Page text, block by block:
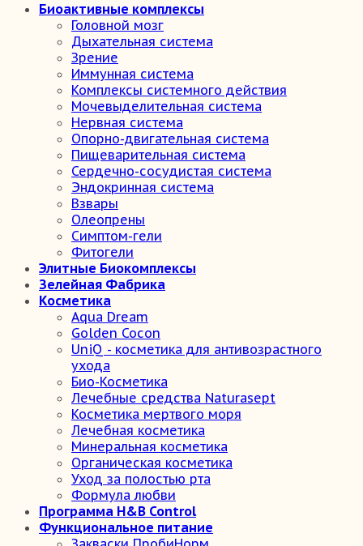
Биоактивные комплексы
Головной мозг
Дыхательная система
Зрение
Иммунная система
Комплексы системного действия
Мочевыделительная система
Нервная система
Опорно-двигательная система
Пищеварительная система
Сердечно-сосудистая система
Эндокринная система
Взвары
Олеопрены
Симптом-гели
Фитогели
Элитные Биокомплексы
Зелейная Фабрика
Косметика
Aqua Dream
Golden Cocon
UniQ - косметика для антивозрастного
ухода
Био-Косметика
Лечебные средства Naturasept
Косметика мертвого моря
Лечебная косметика
Минеральная косметика
Органическая косметика
Уход за полостью рта
Формула любви
Программа H&B Control
Функциональное питание